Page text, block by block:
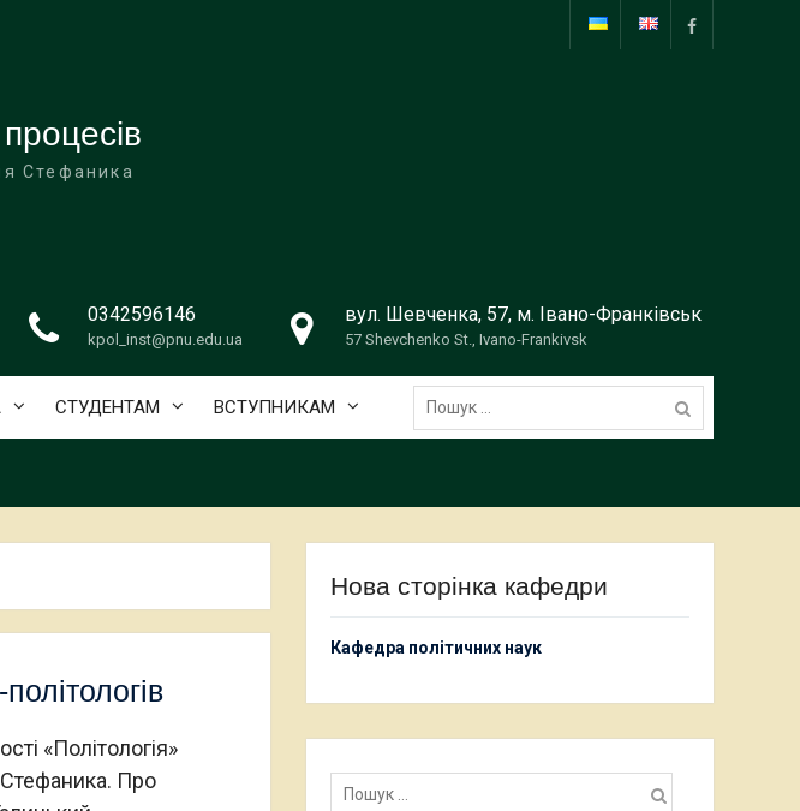
facebook
Стефаника
0342596146
kpol_inst@pnu.edu.ua
вул. Шевченка, 57, м. Івано-Франківськ
57 Shevchenko St., Ivano-Frankivsk
СТУДЕНТАМ ВСТУПНИКАМ
Пошук:
«Політологія»
Стефаника. Про
Нова сторінка кафедри
Кафедра політичних наук
Пошук: